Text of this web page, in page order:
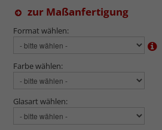
zur Maßanfertigung
Format wählen:
Farbe wählen:
Glasart wählen: